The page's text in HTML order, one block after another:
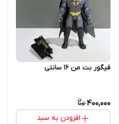
فیگور بت من ۱۶ سانتی
400,000
افزودن به سبد